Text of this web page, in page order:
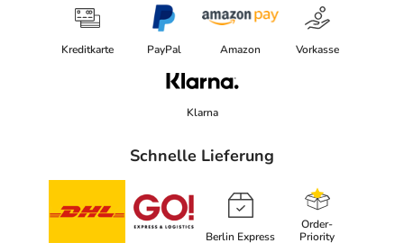
Kreditkarte PayPal Amazon Vorkasse
Klarna
Schnelle Lieferung
Berlin Express
Order-
Priority